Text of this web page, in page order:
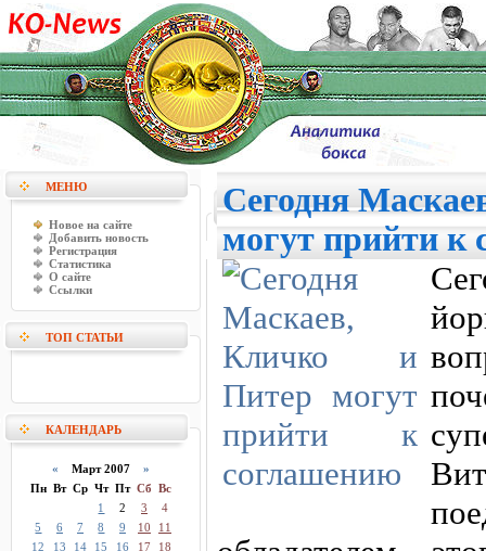
МЕНЮ
Новое на сайте
Добавить новость
Регистрация
Статистика
О сайте
Ссылки
ТОП СТАТЬИ
КАЛЕНДАРЬ
« Март 2007 »
Пн Вт Ср Чт Пт Сб Вс
1
2 3
4
5
6 7 8 9 10
11
12
13 14 15 16 17
18
Сегодня
могут прийти к